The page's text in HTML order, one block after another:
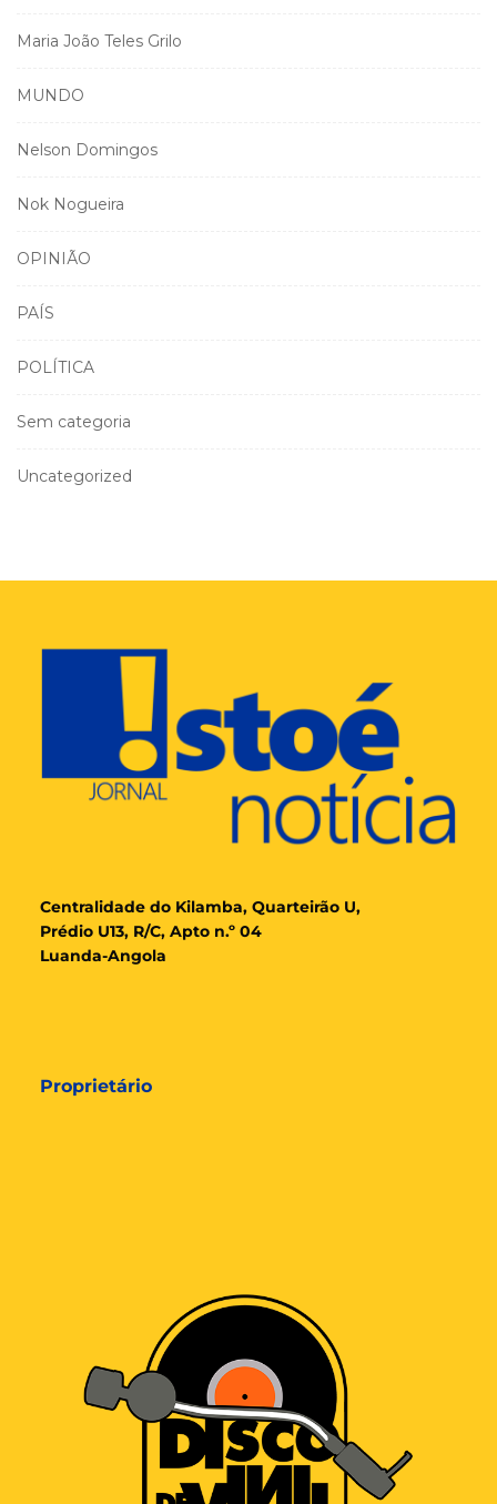
Maria João Teles Grilo
MUNDO
Nelson Domingos
Nok Nogueira
OPINIÃO
PAÍS
POLÍTICA
Sem categoria
Uncategorized
Centralidade do Kilamba, Quarteirão U,
Prédio U13, R/C, Apto n.º 04
Luanda-Angola
Proprietário